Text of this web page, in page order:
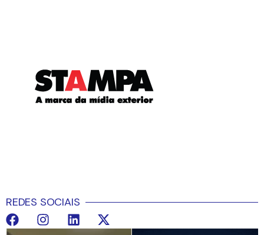
REDES SOCIAIS